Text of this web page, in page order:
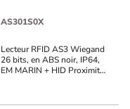
AS301S0X
Lecteur RFID AS3 Wiegand
26 bits, en ABS noir, IP64,
EM MARIN + HID Proximity
Ultralight) 13,56 MHz,